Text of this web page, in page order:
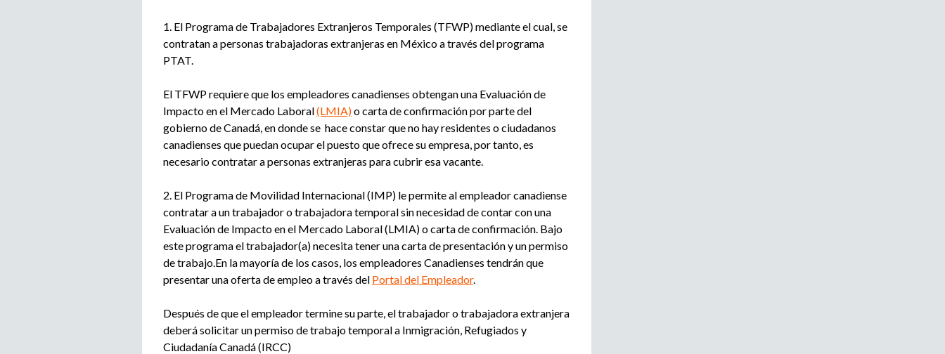
d
e
c
l
a
m
e
n
t
o
1. El Programa de Trabajadores Extranjeros Temporales (TFWP) mediante el cual, se
contratan a personas trabajadoras extranjeras en México a través del programa
PTAT.
El TFWP requiere que los empleadores canadienses obtengan una Evaluación de
Impacto en el Mercado Laboral(LMIA)o carta de confirmación por parte del
gobierno de Canadá, en donde se hace constar que no hay residentes o ciudadanos
canadienses que puedan ocupar el puesto que ofrece su empresa, por tanto, es
necesario contratar a personas extranjeras para cubrir esa vacante.
2. El Programa de Movilidad Internacional (IMP) le permite al empleador canadiense
contratar a un trabajador o trabajadora temporal sin necesidad de contar con una
Evaluación de Impacto en el Mercado Laboral (LMIA) o carta de confirmación. Bajo
este programa el trabajador(a) necesita tener una carta de presentación y un permiso
de trabajo.En la mayoría de los casos, los empleadores Canadienses tendrán que
presentar una oferta de empleo a través del Portal del Empleador.
Después de que el empleador termine su parte, el trabajador o trabajadora extranjera
deberá solicitar un permiso de trabajo temporal a Inmigración, Refugiados y
Ciudadanía Canadá (IRCC)